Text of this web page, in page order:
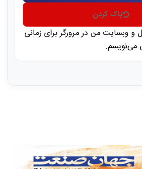
پاک کردن
و وبسایت من در مرورگر برای زمانی
می‌نویسم.